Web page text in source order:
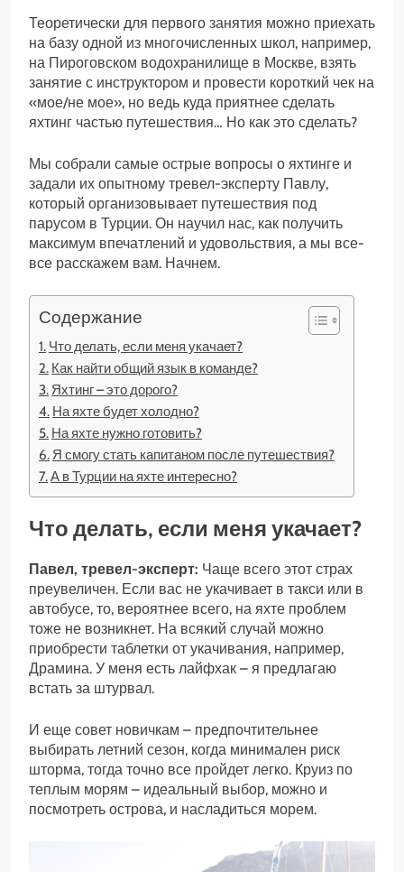
Теоретически для первого занятия можно приехать
на базу одной из многочисленных школ, например,
на Пироговском водохранилище в Москве, взять
занятие с инструктором и провести короткий чек на
«мое/не мое», но ведь куда приятнее сделать
яхтинг частью путешествия… Но как это сделать?
Мы собрали самые острые вопросы о яхтинге и
задали их опытному тревел-эксперту Павлу,
который организовывает путешествия под
парусом в Турции. Он научил нас, как получить
максимум впечатлений и удовольствия, а мы все-
все расскажем вам. Начнем.
Содержание
Что делать, если меня укачает?
Как найти общий язык в команде?
Яхтинг – это дорого?
На яхте будет холодно?
На яхте нужно готовить?
Я смогу стать капитаном после путешествия?
А в Турции на яхте интересно?
Что делать, если меня укачает?
Павел, тревел-эксперт: Чаще всего этот страх
преувеличен. Если вас не укачивает в такси или в
автобусе, то, вероятнее всего, на яхте проблем
тоже не возникнет. На всякий случай можно
приобрести таблетки от укачивания, например,
Драмина. У меня есть лайфхак – я предлагаю
встать за штурвал.
И еще совет новичкам – предпочтительнее
выбирать летний сезон, когда минимален риск
шторма, тогда точно все пройдет легко. Круиз по
теплым морям – идеальный выбор, можно и
посмотреть острова, и насладиться морем.